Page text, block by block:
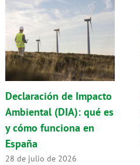
Declaración de Impacto
Ambiental (DIA): qué es
y cómo funciona en
España
28 de julio de 2026